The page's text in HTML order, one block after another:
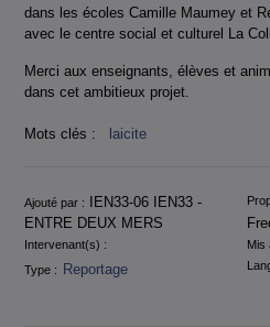
dans les écoles Camille Maumey et
avec le centre social et culturel La
Merci aux enseignants, élèves et
dans cet ambitieux projet.
Mots clés : laicite
Informations
Ajouté par : IEN33-06 IEN33 -
ENTRE DEUX MERS
Intervenant(s) : Mis
Type : Reportage